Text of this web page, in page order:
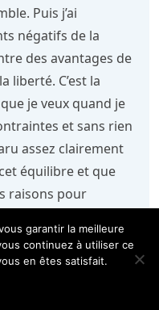
Puis j’ai
négatifs de la
des avantages de
liberté. C’est la
je veux quand je
et sans rien
assez clairement
équilibre et que
raisons pour
compatible avec ma
Certes, rien ne me
ce choix un jour,
garantir la meilleure
continuez à utiliser ce
en êtes satisfait.